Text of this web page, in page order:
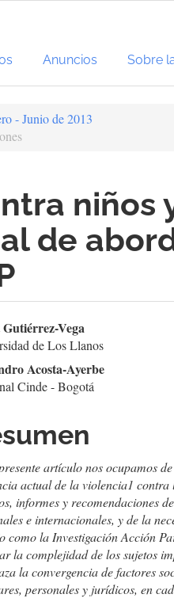
Anuncios Sobre
- Junio de 2013
niños
de
Vega
de Los Llanos
Acosta-Ayerbe
Cinde - Bogotá
artículo nos ocupamos
actual de la violencia1contra
informes y recomendaciones
e internacionales, y de la
como la Investigación Acción
la complejidad de los sujetos
la convergencia de factores
personales y jurídicos, en